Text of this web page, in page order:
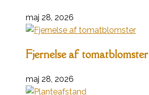
maj 28, 2026
Fjernelse af tomatblomster
maj 28, 2026